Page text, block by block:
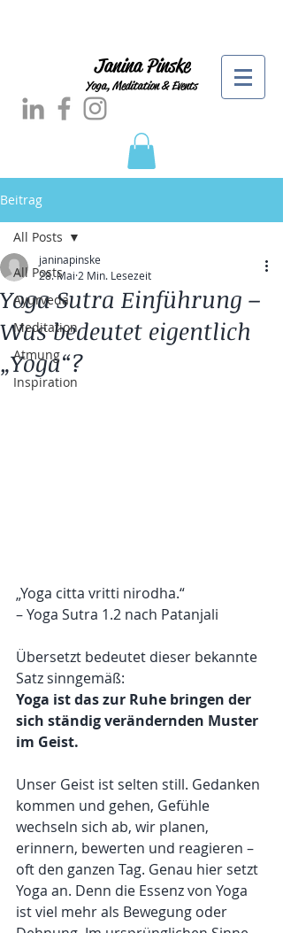
Janina Pinske
Yoga, Meditation & Events
Beitrag
All Posts
Ayurveda
Meditation
Atmung
Inspiration
All Posts
Yoga Sutra Einführung –
Was bedeutet eigentlich
„Yoga“?
janinapinske
28. Mai 2 Min. Lesezeit
„Yoga citta vritti nirodha.“
– Yoga Sutra 1.2 nach Patanjali
Übersetzt bedeutet dieser bekannte
Satz sinngemäß:
Yoga ist das zur Ruhe bringen der
sich ständig verändernden Muster
im Geist.
Unser Geist ist selten still. Gedanken
kommen und gehen, Gefühle
wechseln sich ab, wir planen,
erinnern, bewerten und reagieren –
oft den ganzen Tag. Genau hier setzt
Yoga an. Denn die Essenz von Yoga
ist viel mehr als Bewegung oder